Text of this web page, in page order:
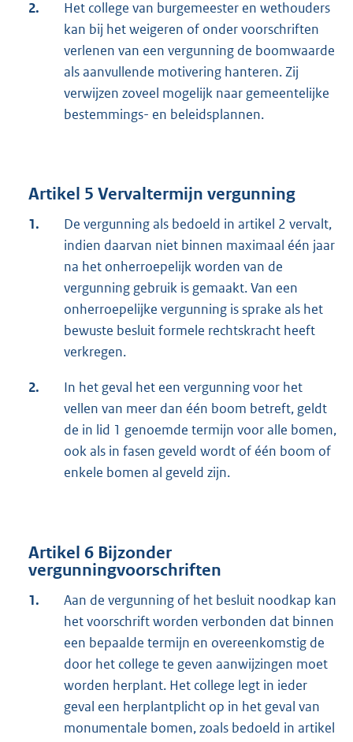
2.
Het college van burgemeester en wethouders
kan bij het weigeren of onder voorschriften
verlenen van een vergunning de boomwaarde
als aanvullende motivering hanteren. Zij
verwijzen zoveel mogelijk naar gemeentelijke
bestemmings- en beleidsplannen.
Artikel 5 Vervaltermijn vergunning
1.
De vergunning als bedoeld in artikel 2 vervalt,
indien daarvan niet binnen maximaal één jaar
na het onherroepelijk worden van de
vergunning gebruik is gemaakt. Van een
onherroepelijke vergunning is sprake als het
bewuste besluit formele rechtskracht heeft
verkregen.
2.
In het geval het een vergunning voor het
vellen van meer dan één boom betreft, geldt
de in lid 1 genoemde termijn voor alle bomen,
ook als in fasen geveld wordt of één boom of
enkele bomen al geveld zijn.
Artikel 6 Bijzonder
vergunningvoorschriften
1.
Aan de vergunning of het besluit noodkap kan
het voorschrift worden verbonden dat binnen
een bepaalde termijn en overeenkomstig de
door het college te geven aanwijzingen moet
worden herplant. Het college legt in ieder
geval een herplantplicht op in het geval van
monumentale bomen, zoals bedoeld in artikel